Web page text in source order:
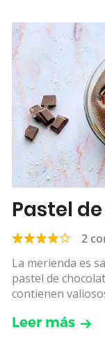
Pastel
2
La merienda es
pastel de
contienen
Leer más